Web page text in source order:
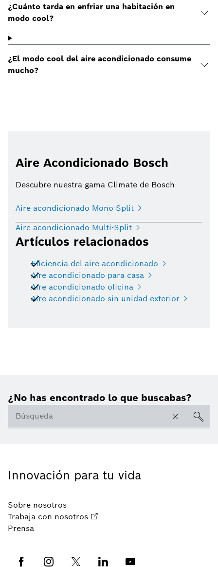
¿Cuánto tarda en enfriar una habitación en
modo cool?
¿El modo cool del aire acondicionado consume
mucho?
Aire Acondicionado Bosch
Descubre nuestra gama Climate de Bosch
Aire acondicionado Mono-Split
Aire acondicionado Multi-Split
Artículos relacionados
Eficiencia del aire acondicionado
Aire acondicionado para casa
Aire acondicionado oficina
Aire acondicionado sin unidad exterior
¿No has encontrado lo que buscabas?
Innovación para tu vida
Sobre nosotros
Trabaja con nosotros
Prensa